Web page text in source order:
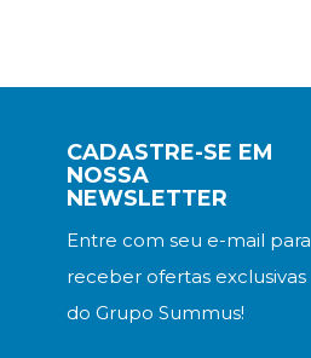
CADASTRE-SE EM
NOSSA
NEWSLETTER
Entre com seu e-mail para
receber ofertas exclusivas
do Grupo Summus!